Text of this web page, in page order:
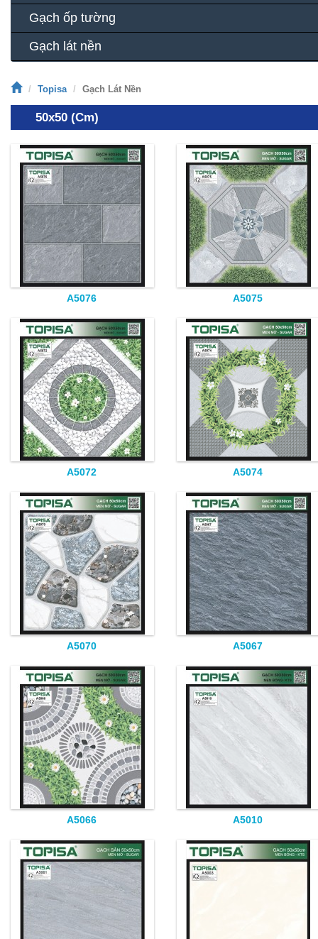
Gạch ốp tường
Gạch lát nền
Topisa Gạch Lát Nền
50x50 (cm)
A5076 A5075
A5072 A5074
A5070 A5067
A5066 A5010